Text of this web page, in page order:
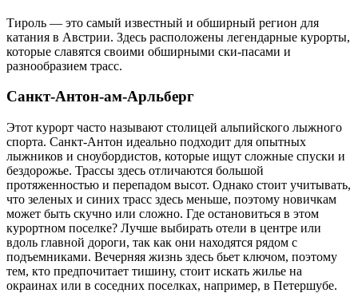
Тироль — это самый известный и обширный регион для
катания в Австрии. Здесь расположены легендарные курорты,
которые славятся своими обширными ски-пасами и
разнообразием трасс.
Санкт-Антон-ам-Арльберг
Этот курорт часто называют столицей альпийского лыжного
спорта. Санкт-Антон идеально подходит для опытных
лыжников и сноубордистов, которые ищут сложные спуски и
бездорожье. Трассы здесь отличаются большой
протяженностью и перепадом высот. Однако стоит учитывать,
что зеленых и синих трасс здесь меньше, поэтому новичкам
может быть скучно или сложно. Где остановиться в этом
курортном поселке? Лучше выбирать отели в центре или
вдоль главной дороги, так как они находятся рядом с
подъемниками. Вечерняя жизнь здесь бьет ключом, поэтому
тем, кто предпочитает тишину, стоит искать жилье на
окраинах или в соседних поселках, например, в Петершубе.